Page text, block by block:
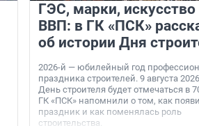
ГЭС, марки, искусство
ВВП: в ГК «ПСК»
об истории Дня
2026-й — юбилейный год
праздника строителей. 9 августа
День строителя будет отмечаться в
ГК «ПСК» напомнили о том, как
праздник и как поменялась роль
строительства.